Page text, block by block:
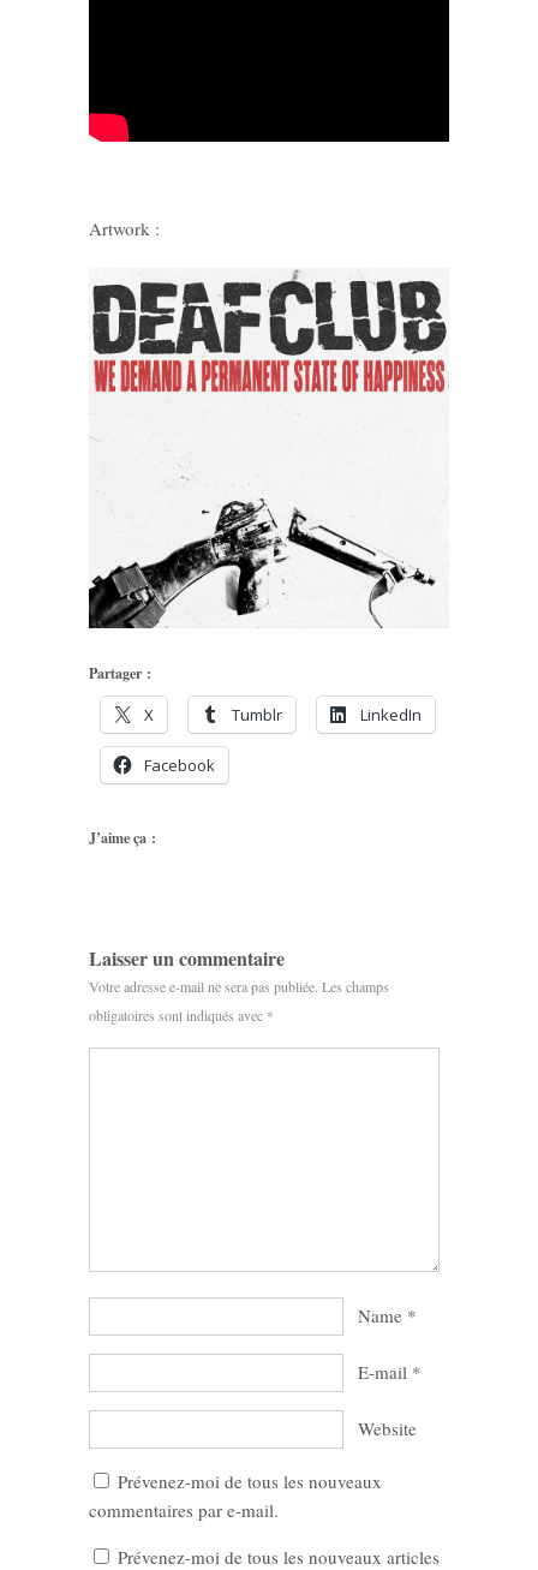
Artwork :
Partager :
X Tumblr LinkedIn
Facebook
J’aime ça :
Laisser un commentaire
Votre adresse e-mail ne sera pas publiée. Les champs
obligatoires sont indiqués avec *
Name *
E-mail *
Website
Prévenez-moi de tous les nouveaux
commentaires par e-mail.
Prévenez-moi de tous les nouveaux articles